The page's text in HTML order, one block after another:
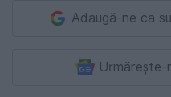
Adaugă-ne ca
Urmărește-